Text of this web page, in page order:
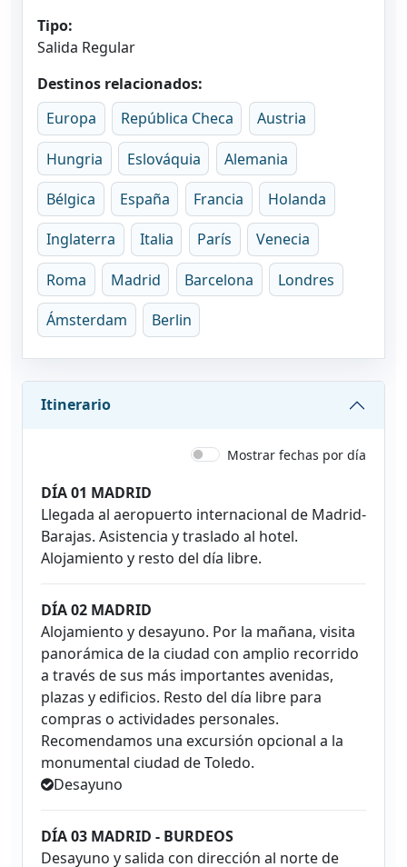
Tipo:
Salida Regular
Destinos relacionados:
Europa
República Checa Austria
Hungria Eslováquia Alemania
Bélgica España Francia Holanda
Inglaterra Italia París Venecia
Roma Madrid Barcelona Londres
Ámsterdam Berlin
Itinerario
Mostrar fechas por día
DÍA 01 MADRID
Llegada al aeropuerto internacional de Madrid-
Barajas. Asistencia y traslado al hotel.
Alojamiento y resto del día libre.
DÍA 02 MADRID
Alojamiento y desayuno. Por la mañana, visita
panorámica de la ciudad con amplio recorrido
a través de sus más importantes avenidas,
plazas y edificios. Resto del día libre para
compras o actividades personales.
Recomendamos una excursión opcional a la
monumental ciudad de Toledo.
Desayuno
DÍA 03 MADRID - BURDEOS
Desayuno y salida con dirección al norte de